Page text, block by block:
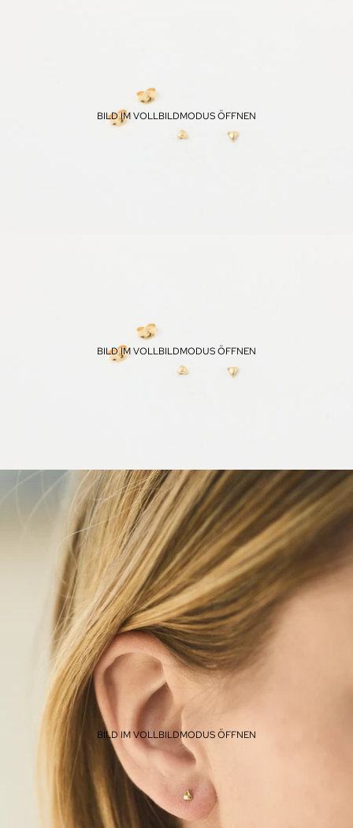
BILD IM VOLLBILDMODUS ÖFFNEN
BILD IM VOLLBILDMODUS ÖFFNEN
BILD IM VOLLBILDMODUS ÖFFNEN